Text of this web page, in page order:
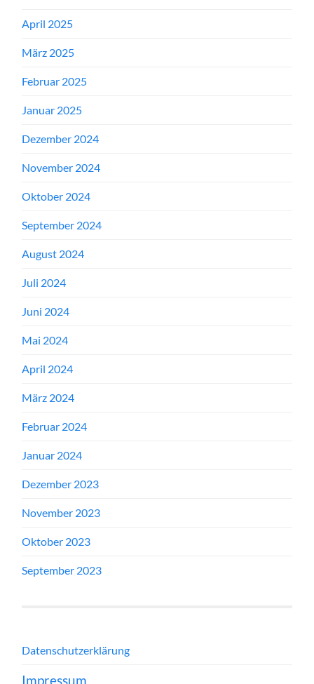
April 2025
März 2025
Februar 2025
Januar 2025
Dezember 2024
November 2024
Oktober 2024
September 2024
August 2024
Juli 2024
Juni 2024
Mai 2024
April 2024
März 2024
Februar 2024
Januar 2024
Dezember 2023
November 2023
Oktober 2023
September 2023
Datenschutzerklärung
Impressum